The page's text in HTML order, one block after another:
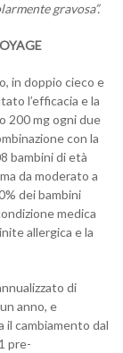
gravosa”.
in doppio cieco e
l’efficacia e la
200 mg ogni due
con la
bambini di età
da moderato a
dei bambini
medica
allergica e la
di
anno, e
il cambiamento dal
pre-